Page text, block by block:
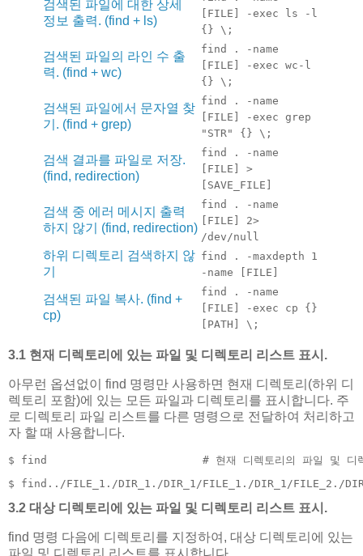
검색된 파일에 대한 상세
정보 출력. (find + ls)
[FILE] -exec ls -l
{} \;
검색된 파일의 라인 수 출
력. (find + wc)
find . -name
[FILE] -exec wc-l
{} \;
검색된 파일에서 문자열 찾
기. (find + grep)
find . -name
[FILE] -exec grep
"STR" {} \;
검색 결과를 파일로 저장.
(find, redirection)
find . -name
[FILE] >
[SAVE_FILE]
검색 중 에러 메시지 출력
하지 않기 (find, redirection)
find . -name
[FILE] 2>
/dev/null
하위 디렉토리 검색하지 않
기
find . -maxdepth 1
-name [FILE]
검색된 파일 복사. (find +
cp)
find . -name
[FILE] -exec cp {}
[PATH] \;
3.1 현재 디렉토리에 있는 파일 및 디렉토리 리스트 표시.
아무런 옵션없이 find 명령만 사용하면 현재 디렉토리(하위 디
렉토리 포함)에 있는 모든 파일과 디렉토리를 표시합니다. 주
로 디렉토리 파일 리스트를 다른 명령으로 전달하여 처리하고
자 할 때 사용합니다.
$ find                        # 현재 디렉토리의 파일 및 디렉
$ find../FILE_1./DIR_1./DIR_1/FILE_1./DIR_1/FILE_2./
3.2 대상 디렉토리에 있는 파일 및 디렉토리 리스트 표시.
find 명령 다음에 디렉토리를 지정하여, 대상 디렉토리에 있는